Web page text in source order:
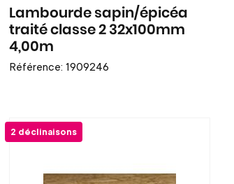
Lambourde sapin/épicéa
traité classe 2 32x100mm
4,00m
Référence: 1909246
2 déclinaisons